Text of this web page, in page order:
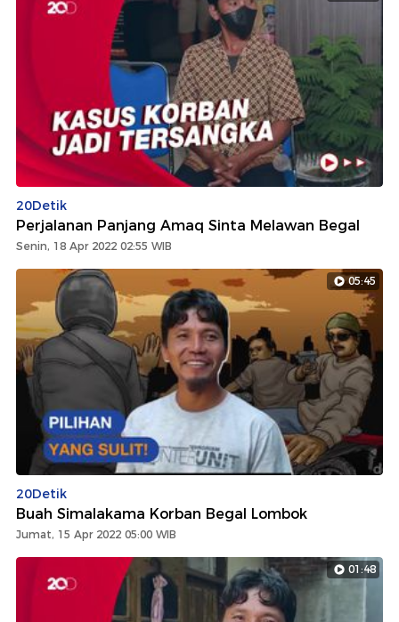
20Detik
Perjalanan Panjang Amaq Sinta Melawan Begal
Senin, 18 Apr 2022 02:55 WIB
05:45
20Detik
Buah Simalakama Korban Begal Lombok
Jumat, 15 Apr 2022 05:00 WIB
01:48